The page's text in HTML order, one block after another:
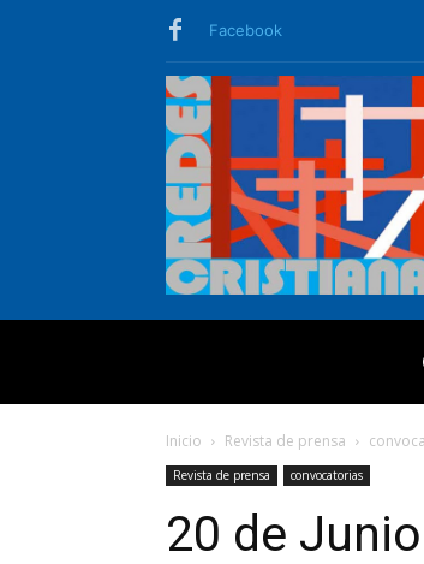
Facebook
Inicio Revista de prensa
Revista de prensa convocatorias
20 de